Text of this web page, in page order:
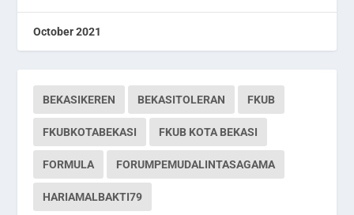
October 2021
BEKASIKEREN BEKASITOLERAN FKUB
FKUBKOTABEKASI FKUB KOTA BEKASI
FORMULA FORUMPEMUDALINTASAGAMA
HARIAMALBAKTI79